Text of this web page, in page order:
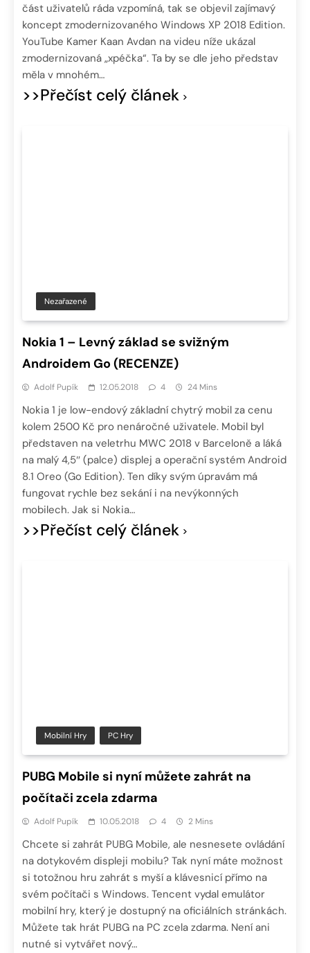
část uživatelů ráda vzpomíná, tak se objevil zajímavý
koncept zmodernizovaného Windows XP 2018 Edition.
YouTube Kamer Kaan Avdan na videu níže ukázal
zmodernizovaná „xpéčka“. Ta by se dle jeho představ
měla v mnohém…
>>Přečíst celý článek
Nezařazené
Nokia 1 – Levný základ se svižným
Androidem Go (RECENZE)
Adolf Pupík 12.05.2018 4 24 Mins
Nokia 1 je low-endový základní chytrý mobil za cenu
kolem 2500 Kč pro nenáročné uživatele. Mobil byl
představen na veletrhu MWC 2018 v Barceloně a láká
na malý 4,5″ (palce) displej a operační systém Android
8.1 Oreo (Go Edition). Ten díky svým úpravám má
fungovat rychle bez sekání i na nevýkonných
mobilech. Jak si Nokia…
>>Přečíst celý článek
Mobilní Hry PC Hry
PUBG Mobile si nyní můžete zahrát na
počítači zcela zdarma
Adolf Pupík 10.05.2018 4 2 Mins
Chcete si zahrát PUBG Mobile, ale nesnesete ovládání
na dotykovém displeji mobilu? Tak nyní máte možnost
si totožnou hru zahrát s myší a klávesnicí přímo na
svém počítači s Windows. Tencent vydal emulátor
mobilní hry, který je dostupný na oficiálních stránkách.
Můžete tak hrát PUBG na PC zcela zdarma. Není ani
nutné si vytvářet nový…